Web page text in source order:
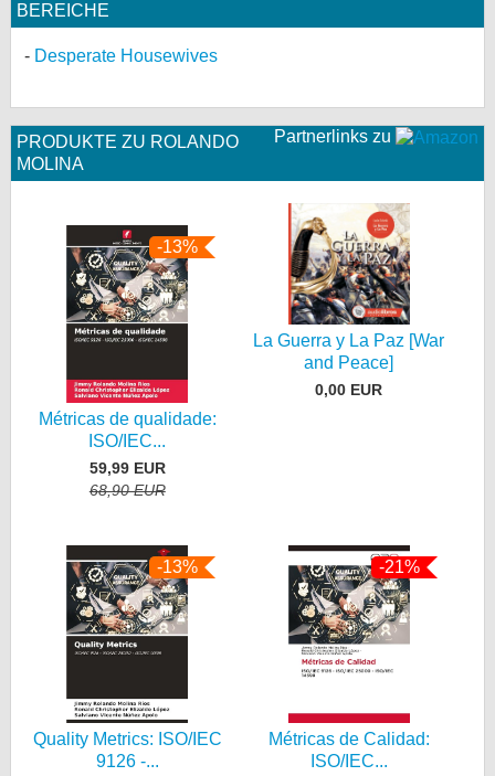
BEREICHE
Desperate Housewives
Partnerlinks zu
PRODUKTE ZU ROLANDO
MOLINA
-13%
Métricas de qualidade:
ISO/IEC...
59,99 EUR
68,90 EUR
La Guerra y La Paz [War
and Peace]
0,00 EUR
-13%
Quality Metrics: ISO/IEC
9126 -...
-21%
Métricas de Calidad:
ISO/IEC...